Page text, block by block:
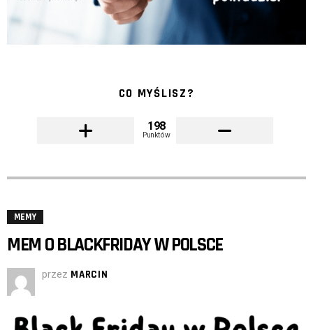
CO MYŚLISZ?
198
Punktów
MEMY
MEM O BLACKFRIDAY W POLSCE
przez MARCIN